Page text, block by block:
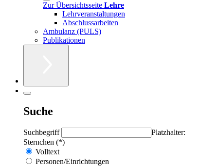
Zur Übersichtsseite Lehre
Lehrveranstaltungen
Abschlussarbeiten
Ambulanz (PULS)
Publikationen
Suche
Suchbegriff
Platzhalter:
Sternchen (*)
Volltext
Personen/Einrichtungen